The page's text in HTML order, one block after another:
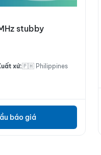
stubby
xứ:🇵🇭 Philippines
báo giá